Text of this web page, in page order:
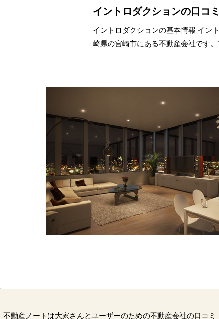
イントロダクションの口コ
イントロダクションの基本情報 イン
崎県の宮崎市にある不動産会社です
不動産ノートは大家さんとユーザーのための不動産会社の口コミ